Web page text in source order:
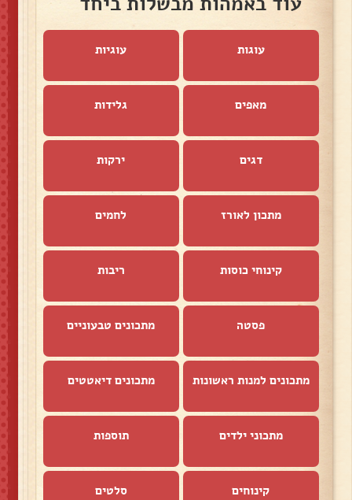
עוגות עוגיות
מאפים גלידות
דגים ירקות
מתכון לאורז לחמים
קינוחי כוסות ריבות
פסטה מתכונים טבעוניים
מתכונים למנות ראשונות מתכונים דיאטטים
מתכוני ילדים תוספות
קינוחים סלטים